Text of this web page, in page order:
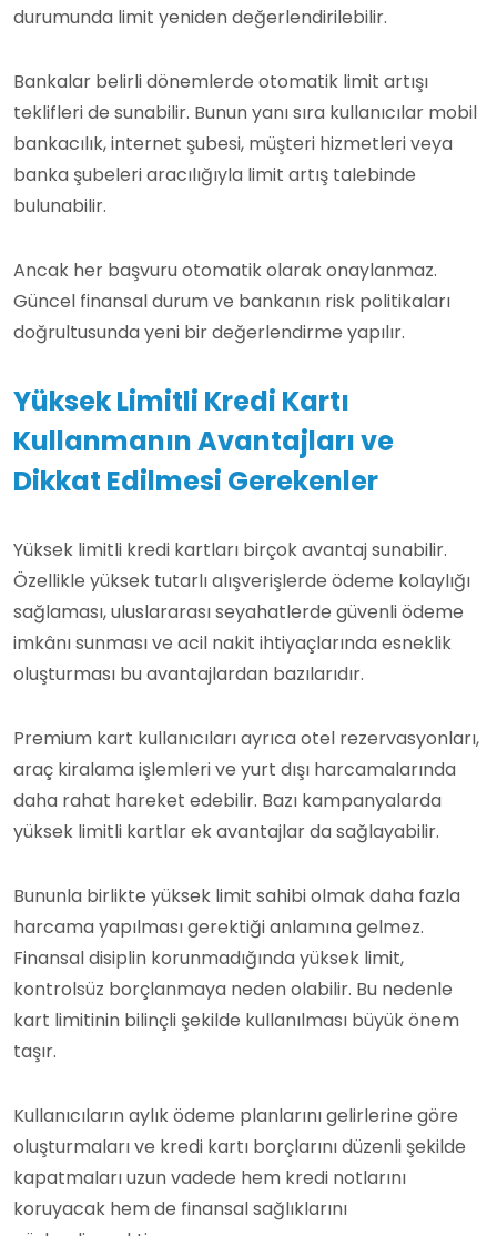
durumunda limit yeniden değerlendirilebilir.
Bankalar belirli dönemlerde otomatik limit artışı
teklifleri de sunabilir. Bunun yanı sıra kullanıcılar mobil
bankacılık, internet şubesi, müşteri hizmetleri veya
banka şubeleri aracılığıyla limit artış talebinde
bulunabilir.
Ancak her başvuru otomatik olarak onaylanmaz.
Güncel finansal durum ve bankanın risk politikaları
doğrultusunda yeni bir değerlendirme yapılır.
Yüksek Limitli Kredi Kartı
Kullanmanın Avantajları ve
Dikkat Edilmesi Gerekenler
Yüksek limitli kredi kartları birçok avantaj sunabilir.
Özellikle yüksek tutarlı alışverişlerde ödeme kolaylığı
sağlaması, uluslararası seyahatlerde güvenli ödeme
imkânı sunması ve acil nakit ihtiyaçlarında esneklik
oluşturması bu avantajlardan bazılarıdır.
Premium kart kullanıcıları ayrıca otel rezervasyonları,
araç kiralama işlemleri ve yurt dışı harcamalarında
daha rahat hareket edebilir. Bazı kampanyalarda
yüksek limitli kartlar ek avantajlar da sağlayabilir.
Bununla birlikte yüksek limit sahibi olmak daha fazla
harcama yapılması gerektiği anlamına gelmez.
Finansal disiplin korunmadığında yüksek limit,
kontrolsüz borçlanmaya neden olabilir. Bu nedenle
kart limitinin bilinçli şekilde kullanılması büyük önem
taşır.
Kullanıcıların aylık ödeme planlarını gelirlerine göre
oluşturmaları ve kredi kartı borçlarını düzenli şekilde
kapatmaları uzun vadede hem kredi notlarını
koruyacak hem de finansal sağlıklarını